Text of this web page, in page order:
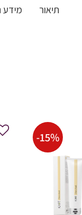
תיאור מידע
-15%